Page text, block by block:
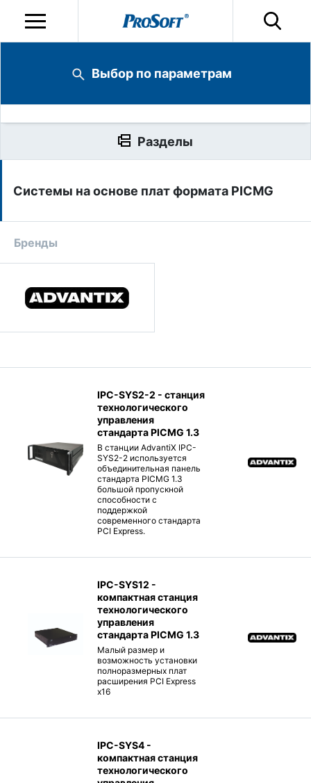
Системы на основе плат формата PICMG
Бренды
IPC-SYS2-2 - станция
технологического
управления
стандарта PICMG 1.3
В станции AdvantiX IPC-
SYS2-2 используется
объединительная панель
стандарта PICMG 1.3
большой пропускной
способности с
поддержкой
современного стандарта
PCI Express.
IPC-SYS12 -
компактная станция
технологического
управления
стандарта PICMG 1.3
Малый размер и
возможность установки
полноразмерных плат
расширения PCI Express
x16
IPC-SYS4 -
компактная станция
технологического
Выбор по параметрам
Разделы